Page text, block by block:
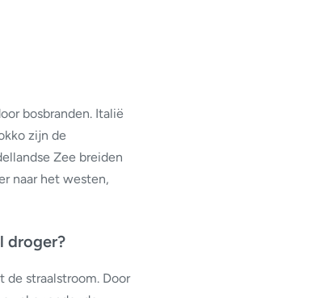
bosbranden. Italië
zijn de
Zee breiden
naar het westen,
droger?
de straalstroom. Door